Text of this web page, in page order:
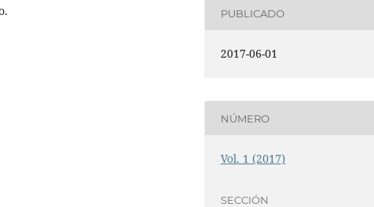
PUBLICADO
2017-06-01
NÚMERO
Vol. 1 (2017)
SECCIÓN